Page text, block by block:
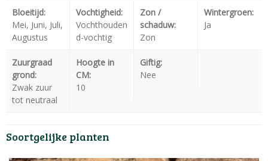
Bloeitijd:
Mei, Juni, Juli,
Augustus
Vochtigheid:
Vochthouden
d-vochtig
Zon /
schaduw:
Zon
Wintergroen:
Ja
Zuurgraad
grond:
Zwak zuur
tot neutraal
Hoogte in
CM:
10
Giftig:
Nee
Soortgelijke planten